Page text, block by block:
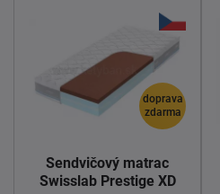
doprava
zdarma
Sendvičový matrac
Swisslab Prestige XD